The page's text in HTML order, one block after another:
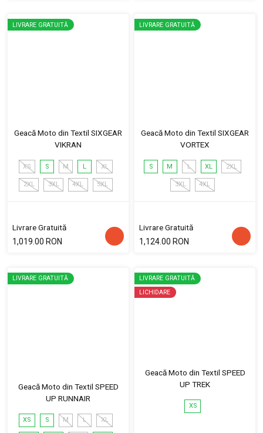
LIVRARE GRATUITĂ
Geacă Moto din Textil SIXGEAR
VIKRAN
XS S M L XL
2XL 3XL 4XL 5XL
Livrare Gratuită
1,019.00 RON
LIVRARE GRATUITĂ
Geacă Moto din Textil SIXGEAR
VORTEX
S M L XL 2XL
3XL 4XL
Livrare Gratuită
1,124.00 RON
LIVRARE GRATUITĂ
Geacă Moto din Textil SPEED
UP RUNNAIR
XS S M L XL
LIVRARE GRATUITĂ
LICHIDARE
Geacă Moto din Textil SPEED
UP TREK
XS